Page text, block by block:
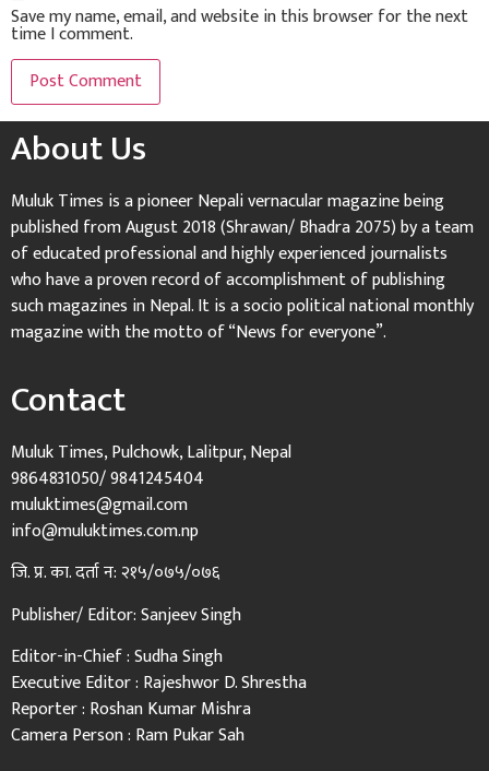
Save my name, email, and website in this browser for the next
time I comment.
About Us
Muluk Times is a pioneer Nepali vernacular magazine being
published from August 2018 (Shrawan/ Bhadra 2075) by a team
of educated professional and highly experienced journalists
who have a proven record of accomplishment of publishing
such magazines in Nepal. It is a socio political national monthly
magazine with the motto of “News for everyone”.
Contact
Muluk Times, Pulchowk, Lalitpur, Nepal
9864831050/ 9841245404
muluktimes@gmail.com
info@muluktimes.com.np
जि. प्र. का. दर्ता न: २१५/०७५/०७६
Publisher/ Editor: Sanjeev Singh
Editor-in-Chief : Sudha Singh
Executive Editor : Rajeshwor D. Shrestha
Reporter : Roshan Kumar Mishra
Camera Person : Ram Pukar Sah